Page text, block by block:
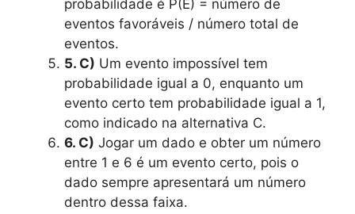
probabilidade é P(E) = número de
eventos favoráveis / número total de
eventos.
5. C) Um evento impossível tem
probabilidade igual a 0, enquanto um
evento certo tem probabilidade igual a 1,
como indicado na alternativa C.
6. C) Jogar um dado e obter um número
entre 1 e 6 é um evento certo, pois o
dado sempre apresentará um número
dentro dessa faixa.